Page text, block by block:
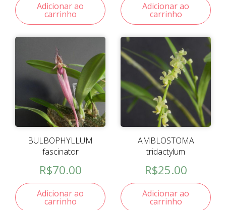
Adicionar ao
carrinho
Adicionar ao
carrinho
BULBOPHYLLUM
fascinator
R$70.00
Adicionar ao
carrinho
AMBLOSTOMA
tridactylum
R$25.00
Adicionar ao
carrinho